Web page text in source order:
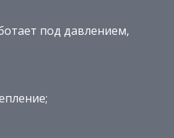
под давлением,